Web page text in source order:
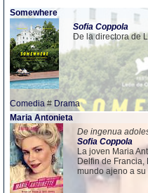
Somewhere
Sofia Coppola
De la directora de
Comedia# Drama
Maria Antonieta
De ingenua
Sofia Coppola
La joven Maria
Delfin de
mundo ajeno a